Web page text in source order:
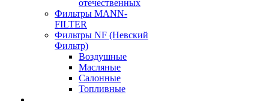
отечественных
Фильтры MANN-
FILTER
Фильтры NF (Невский
Фильтр)
Воздушные
Масляные
Салонные
Топливные